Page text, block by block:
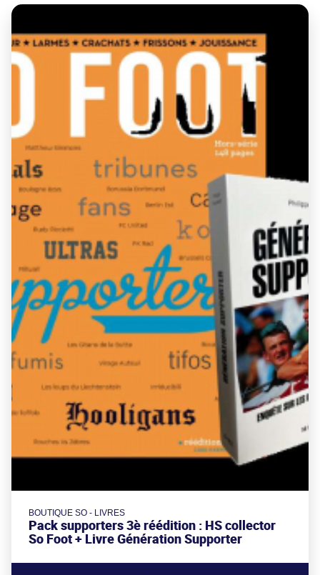
BOUTIQUE SO - LIVRES
Pack supporters 3è réédition : HS collector
So Foot + Livre Génération Supporter